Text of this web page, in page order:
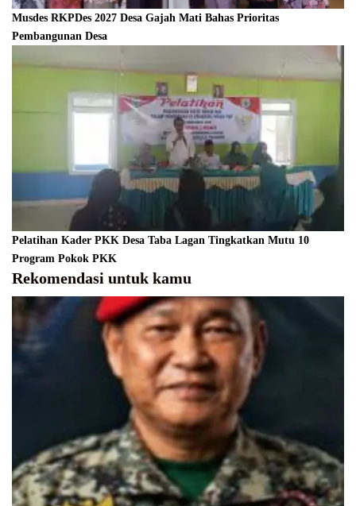
Musdes RKPDes 2027 Desa Gajah Mati Bahas Prioritas
Pembangunan Desa
Pelatihan Kader PKK Desa Taba Lagan Tingkatkan Mutu 10
Program Pokok PKK
Rekomendasi untuk kamu